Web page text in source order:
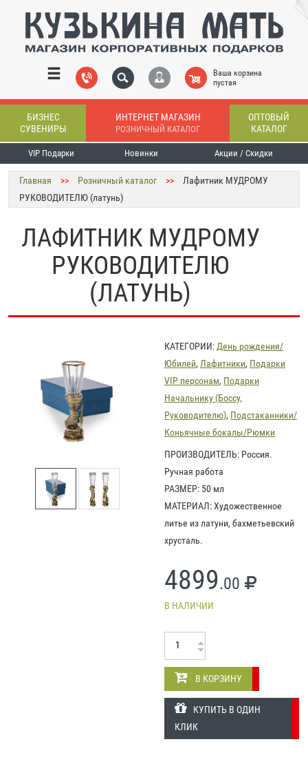
Ваша корзина
пустая
БИЗНЕС
СУВЕНИРЫ
ИНТЕРНЕТ МАГАЗИН
РОЗНИЧНЫЙ КАТАЛОГ
ОПТОВЫЙ
КАТАЛОГ
VIP Подарки Новинки Акции / Скидки
Главная >> Розничный каталог >>
Лафитник МУДРОМУ
РУКОВОДИТЕЛЮ (латунь)
ЛАФИТНИК МУДРОМУ
РУКОВОДИТЕЛЮ
(ЛАТУНЬ)
КАТЕГОРИИ: День рождения/
Юбилей, Лафитники, Подарки
VIP персонам, Подарки
Начальнику (Боссу,
Руководителю), Подстаканники/
Коньячные бокалы/Рюмки
ПРОИЗВОДИТЕЛЬ: Россия.
Ручная работа
РАЗМЕР: 50 мл
МАТЕРИАЛ: Художественное
литье из латуни, бахметьевский
хрусталь.
4899.00
В НАЛИЧИИ
В КОРЗИНУ
КУПИТЬ В ОДИН
КЛИК